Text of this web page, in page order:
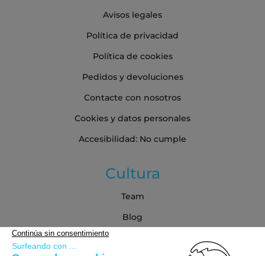
Avisos legales
Política de privacidad
Política de cookies
Pedidos y devoluciones
Contacte con nosotros
Cookies y datos personales
Accesibilidad: No cumple
Cultura
Team
Blog